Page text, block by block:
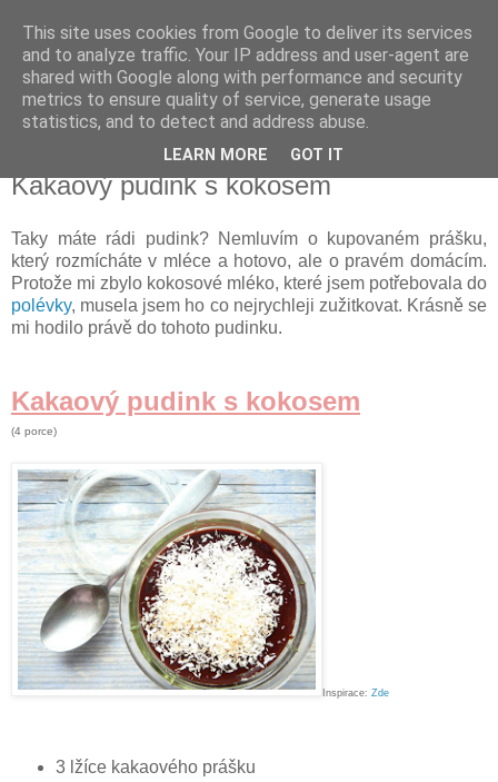
Delicious blog
Lucie
neděle 21. října 2012
Kakaový pudink s kokosem
Taky máte rádi pudink? Nemluvím o kupovaném prášku,
který rozmícháte v mléce a hotovo, ale o pravém domácím.
Protože mi zbylo kokosové mléko, které jsem potřebovala do
polévky, musela jsem ho co nejrychleji zužitkovat. Krásně se
mi hodilo právě do tohoto pudinku.
Kakaový pudink s kokosem
(4 porce)
Inspirace: Zde
3 lžíce kakaového prášku
This site uses cookies from Google to deliver its services
and to analyze traffic. Your IP address and user-agent are
shared with Google along with performance and security
metrics to ensure quality of service, generate usage
statistics, and to detect and address abuse.
LEARN MORE GOT IT